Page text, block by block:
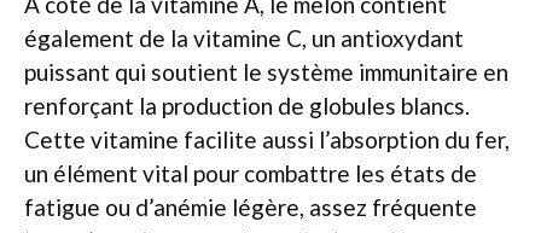
également de la vitamine C, un antioxydant
puissant qui soutient le système immunitaire en
renforçant la production de globules blancs.
Cette vitamine facilite aussi l’absorption du fer,
un élément vital pour combattre les états de
fatigue ou d’anémie légère, assez fréquente